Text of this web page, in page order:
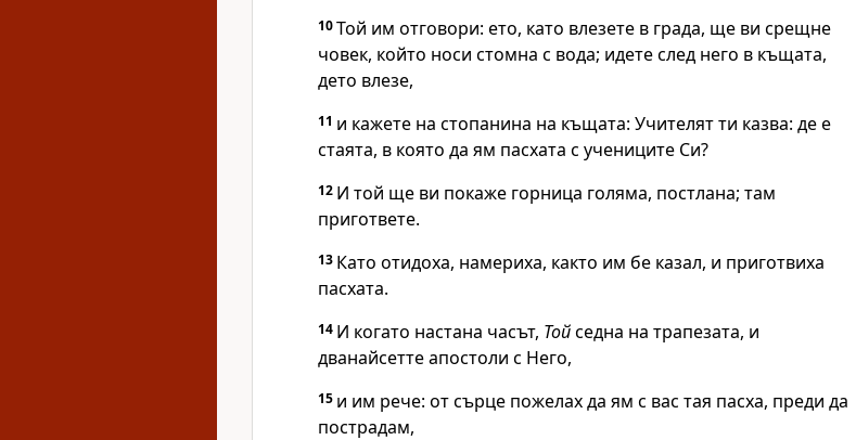
10Той им отговори: ето, като влезете в града, ще ви срещне
човек, който носи стомна с вода; идете след него в къщата,
дето влезе,
11 и кажете на стопанина на къщата: Учителят ти казва: де е
стаята, в която да ям пасхата с учениците Си?
12 И той ще ви покаже горница голяма, постлана; там
пригответе.
13 Като отидоха, намериха, както им бе казал, и приготвиха
пасхата.
14 И когато настана часът, Тойседна на трапезата, и
дванайсетте апостоли с Него,
15 и им рече: от сърце пожелах да ям с вас тая пасха, преди да
пострадам,